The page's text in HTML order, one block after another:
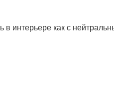
интерьере как с